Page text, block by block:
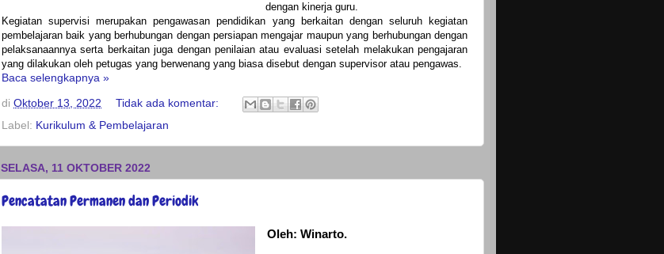
dengan kinerja guru.
Kegiatan supervisi merupakan pengawasan pendidikan yang berkaitan dengan seluruh kegiatan
pembelajaran baik yang berhubungan dengan persiapan mengajar maupun yang berhubungan dengan
pelaksanaannya serta berkaitan juga dengan penilaian atau evaluasi setelah melakukan pengajaran
yang dilakukan oleh petugas yang berwenang yang biasa disebut dengan supervisor atau pengawas.
Baca selengkapnya »
di Oktober 13, 2022
Tidak ada komentar:
Label: Kurikulum & Pembelajaran
SELASA, 11 OKTOBER 2022
Pencatatan Permanen dan Periodik
Oleh: Winarto.